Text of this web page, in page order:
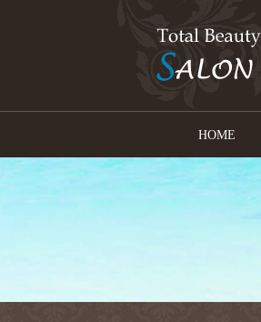
HOME